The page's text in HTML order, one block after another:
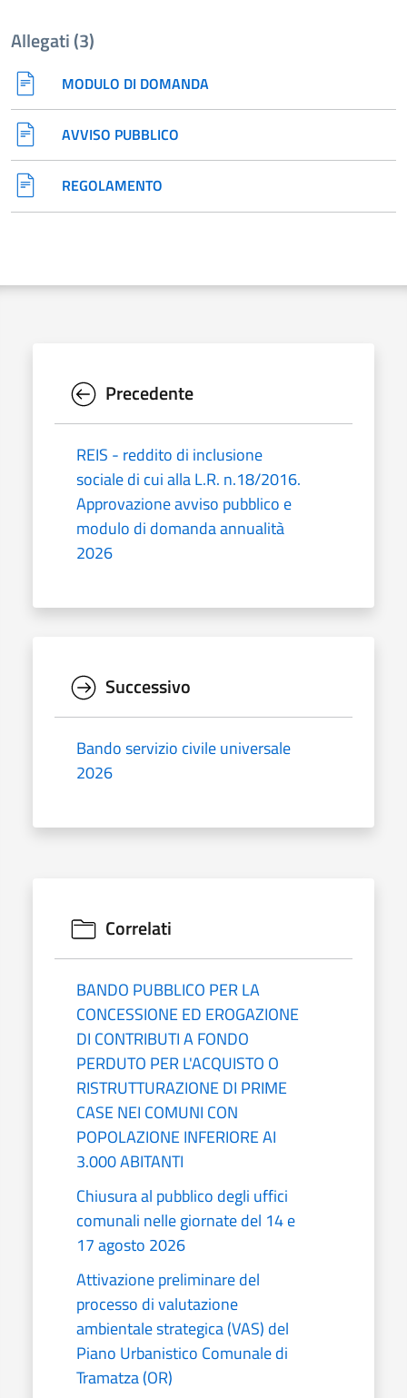
Allegati (3)
MODULO DI DOMANDA
AVVISO PUBBLICO
REGOLAMENTO
Precedente
REIS - reddito di inclusione
sociale di cui alla L.R. n.18/2016.
Approvazione avviso pubblico e
modulo di domanda annualità
2026
Successivo
Bando servizio civile universale
2026
Correlati
BANDO PUBBLICO PER LA
CONCESSIONE ED EROGAZIONE
DI CONTRIBUTI A FONDO
PERDUTO PER L'ACQUISTO O
RISTRUTTURAZIONE DI PRIME
CASE NEI COMUNI CON
POPOLAZIONE INFERIORE AI
3.000 ABITANTI
Chiusura al pubblico degli uffici
comunali nelle giornate del 14 e
17 agosto 2026
Attivazione preliminare del
processo di valutazione
ambientale strategica (VAS) del
Piano Urbanistico Comunale di
Tramatza (OR)